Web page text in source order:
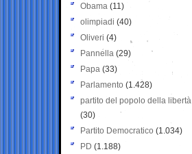
Obama (11)
olimpiadi (40)
Oliveri (4)
Pannella (29)
Papa (33)
Parlamento (1.428)
partito del popolo della libertà
(30)
Partito Democratico (1.034)
PD (1.188)